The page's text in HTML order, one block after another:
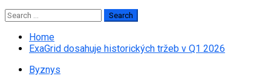
Search
for:
Home
ExaGrid dosahuje historických tržeb v Q1 2026
Byznys